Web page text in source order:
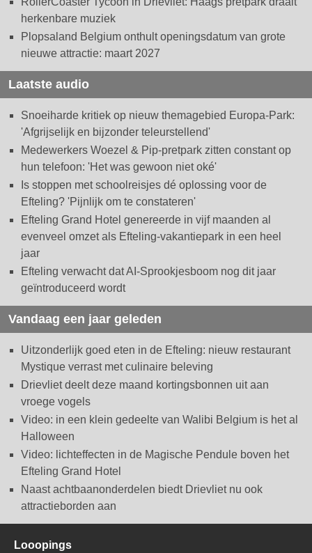
herkenbare muziek
Plopsaland Belgium onthult openingsdatum van grote
nieuwe attractie: maart 2027
Laatste audio
Snoeiharde kritiek op nieuw themagebied Europa-Park:
'Afgrijselijk en bijzonder teleurstellend'
Medewerkers Woezel & Pip-pretpark zitten constant op
hun telefoon: 'Het was gewoon niet oké'
Is stoppen met schoolreisjes dé oplossing voor de
Efteling? 'Pijnlijk om te constateren'
Efteling Grand Hotel genereerde in vijf maanden al
evenveel omzet als Efteling-vakantiepark in een heel
jaar
Efteling verwacht dat AI-Sprookjesboom nog dit jaar
geïntroduceerd wordt
Vandaag een jaar geleden
Uitzonderlijk goed eten in de Efteling: nieuw restaurant
Mystique verrast met culinaire beleving
Drievliet deelt deze maand kortingsbonnen uit aan
vroege vogels
Video: in een klein gedeelte van Walibi Belgium is het al
Halloween
Video: lichteffecten in de Magische Pendule boven het
Efteling Grand Hotel
Naast achtbaanonderdelen biedt Drievliet nu ook
attractieborden aan
Looopings